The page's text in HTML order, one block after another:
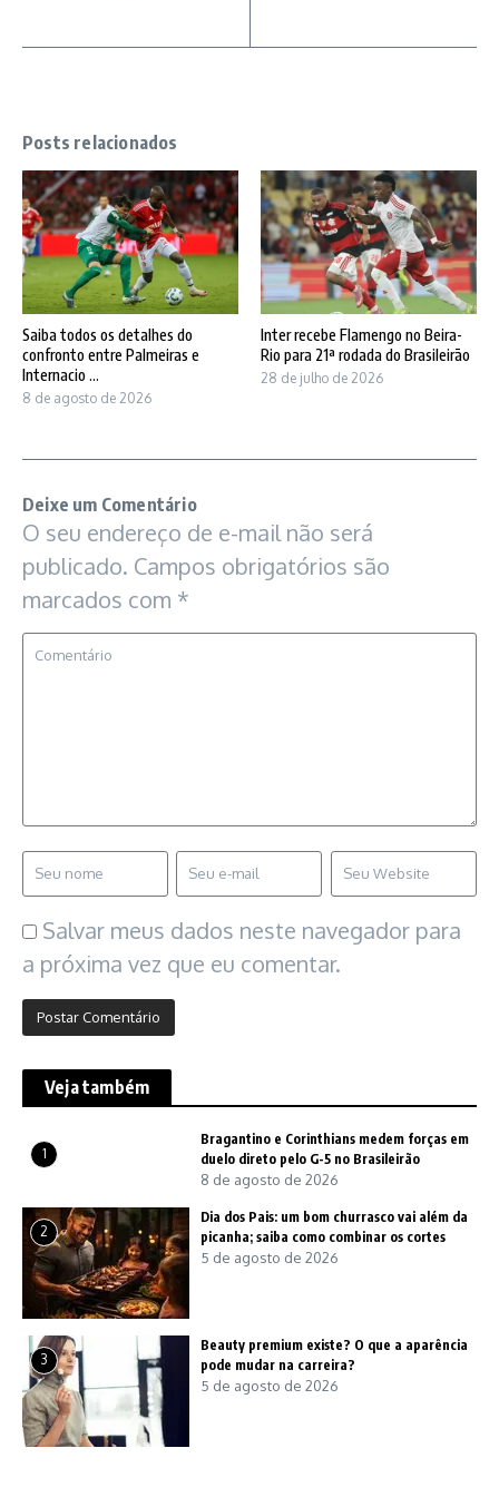
Posts relacionados
Saiba todos os detalhes do
confronto entre Palmeiras e
Internacio ...
8 de agosto de 2026
Inter recebe Flamengo no Beira-
Rio para 21ª rodada do Brasileirão
28 de julho de 2026
Deixe um Comentário
O seu endereço de e-mail não será
publicado. Campos obrigatórios são
marcados com *
Salvar meus dados neste navegador para
a próxima vez que eu comentar.
Veja também
1
Bragantino e Corinthians medem forças em
duelo direto pelo G-5 no Brasileirão
8 de agosto de 2026
2
Dia dos Pais: um bom churrasco vai além da
picanha; saiba como combinar os cortes
5 de agosto de 2026
3
Beauty premium existe? O que a aparência
pode mudar na carreira?
5 de agosto de 2026